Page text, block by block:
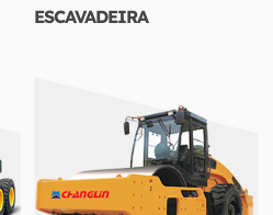
ESCAVADEIRA